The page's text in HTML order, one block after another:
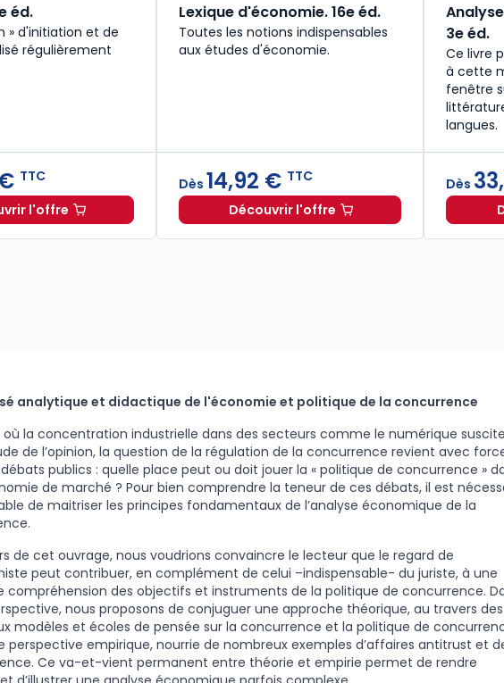
34e éd. à 19,90 € TTC
éd.
» d'initiation et de
régulièrement
TTC
l'offre
Économie. 7e éd. à partir de Dès16,50 €TTC
Lexique d'économie. 16e éd.
Toutes les notions indispensables
aux études d'économie.
Dès 14,92 € TTC
Découvrir l'offreLexique d'économie. 16e éd. à
3e éd.
Ce livre
à cette
fenêtre
langues.
Dès
analytique et didactique de l'économie et politique de la concurrence
où la concentration industrielle dans des secteurs comme le numérique suscite
de l’opinion, la question de la régulation de la concurrence revient avec
publics : quelle place peut ou doit jouer la « politique de concurrence »
de marché ? Pour bien comprendre la teneur de ces débats, il est
de maitriser les principes fondamentaux de l’analyse économique de la
de cet ouvrage, nous voudrions convaincre le lecteur que le regard de
peut contribuer, en complément de celui –indispensable- du juriste, à une
compréhension des objectifs et instruments de la politique de concurrence.
nous proposons de conjuguer une approche théorique, au travers des
modèles et écoles de pensée sur la concurrence et la politique de
perspective empirique, nourrie de nombreux exemples d’affaires antitrust et
Ce va-et-vient permanent entre théorie et empirie permet de rendre